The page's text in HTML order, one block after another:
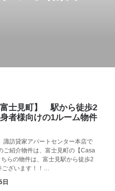
士見町】 駅から徒歩2
者様向けの1ルーム物件
諏訪貸家アパートセンター本店で
紹介物件は、富士見町の【Casa
ちらの物件は、富士見駅から徒歩2
ございます！！…
日